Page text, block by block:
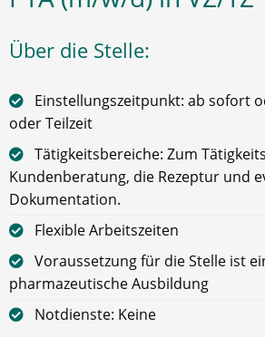
Über die Stelle:
Einstellungszeitpunkt: ab sofort
oder Teilzeit
Tätigkeitsbereiche: Zum
Kundenberatung, die Rezeptur und
Dokumentation.
Flexible Arbeitszeiten
Voraussetzung für die Stelle ist
pharmazeutische Ausbildung
Notdienste: Keine